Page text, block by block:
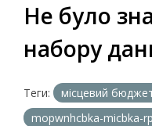
Не було
набору
Теги: місцевий
mopwnhcbka-micbka-